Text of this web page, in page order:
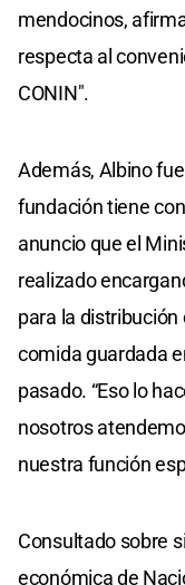
mendocinos,
respecta al
CONIN".
Además, Albino
fundación tiene
anuncio que el
realizado
para la distribución
comida guardada
pasado. “Eso lo
nosotros
nuestra función
Consultado sobre
económica de